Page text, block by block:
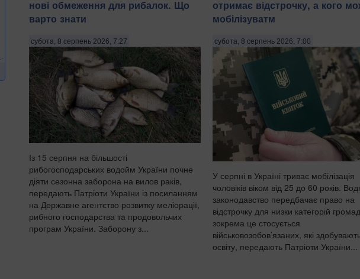
нові обмеження для рибалок. Що
варто знати
субота, 8 серпень 2026, 7:27
Із 15 серпня на більшості
рибогосподарських водойм України почне
діяти сезонна заборона на вилов раків,
передають Патріоти України із посиланням
на Державне агентство розвитку меліорації,
рибного господарства та продовольчих
програм України. Заборону з...
отримає відстрочку, а кого
мобілізуватм
субота, 8 серпень 2026, 7:00
У серпні в Україні триває мобілізація
чоловіків віком від 25 до 60 років.
законодавство передбачає право на
відстрочку для низки категорій
зокрема це стосується
військовозобов’язаних, які
освіту, передають Патріоти України...